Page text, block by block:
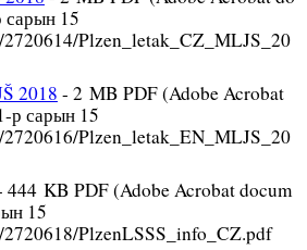
15
Plzen_letak_CZ_MLJS_20
2018 - 2 MB PDF (Adobe Acrobat
р сарын 15
Plzen_letak_EN_MLJS_20
444 KB PDF (Adobe Acrobat docum
15
PlzenLSSS_info_CZ.pdf